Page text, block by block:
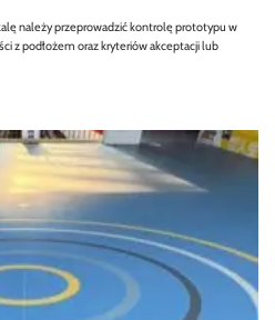
należy przeprowadzić kontrolę prototypu w
z podłożem oraz kryteriów akceptacji lub